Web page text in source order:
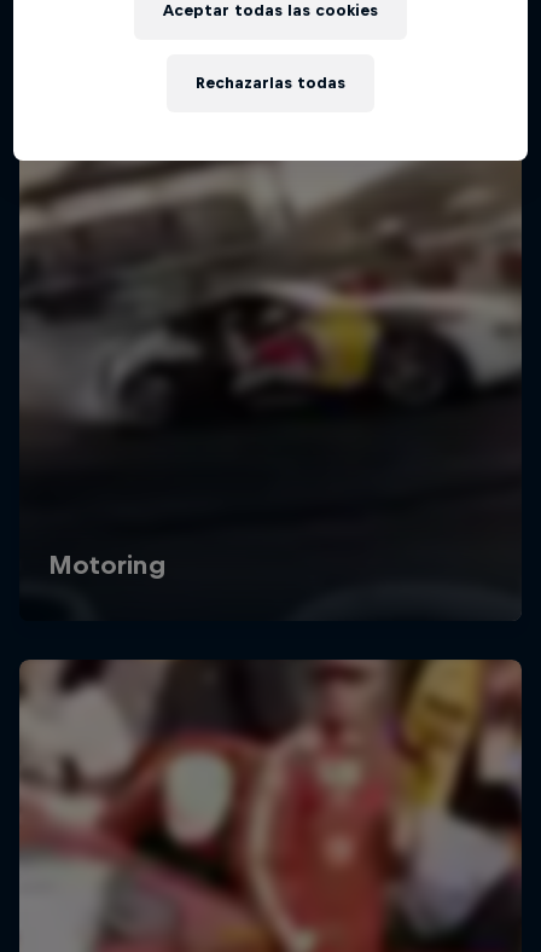
Rechazarlas todas
Aceptar todas las cookies